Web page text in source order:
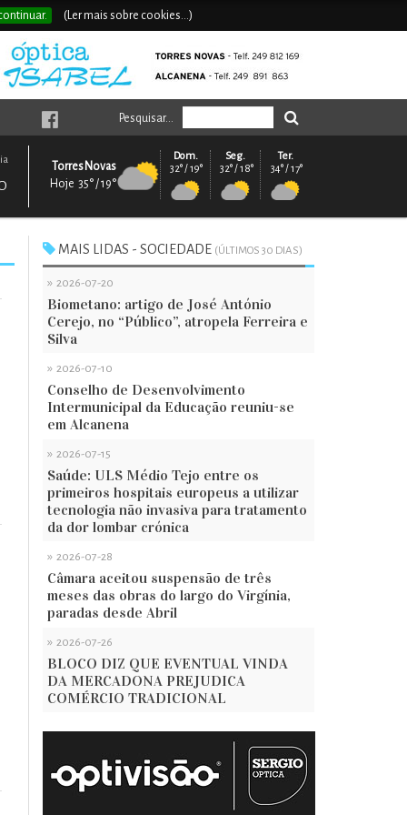
(Ler mais sobre cookies...)
Pesquisar...
Ter.
34° / 17°
Seg.
32° / 18°
Dom.
32° / 19°
Torres Novas
Hoje 35° / 19°
MAIS LIDAS - SOCIEDADE (ÚLTIMOS 30 DIAS)
» 2026-07-20
Biometano: artigo de José António
Cerejo, no “Público”, atropela Ferreira e
Silva
» 2026-07-10
Conselho de Desenvolvimento
Intermunicipal da Educação reuniu-se
em Alcanena
» 2026-07-15
Saúde: ULS Médio Tejo entre os
primeiros hospitais europeus a utilizar
tecnologia não invasiva para tratamento
da dor lombar crónica
» 2026-07-28
Câmara aceitou suspensão de três
meses das obras do largo do Virgínia,
paradas desde Abril
» 2026-07-26
BLOCO DIZ QUE EVENTUAL VINDA
DA MERCADONA PREJUDICA
COMÉRCIO TRADICIONAL